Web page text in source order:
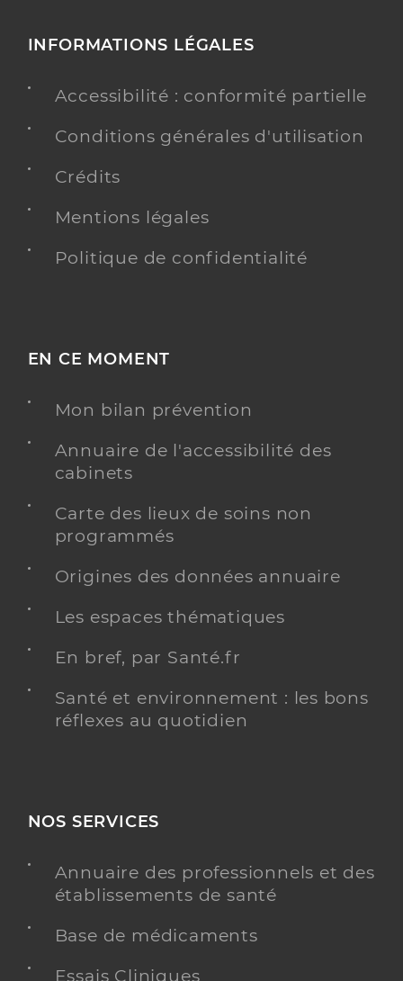
INFORMATIONS LÉGALES
Accessibilité : conformité partielle
Conditions générales d'utilisation
Crédits
Mentions légales
Politique de confidentialité
EN CE MOMENT
Mon bilan prévention
Annuaire de l'accessibilité des
cabinets
Carte des lieux de soins non
programmés
Origines des données annuaire
Les espaces thématiques
En bref, par Santé.fr
Santé et environnement : les bons
réflexes au quotidien
NOS SERVICES
Annuaire des professionnels et des
établissements de santé
Base de médicaments
Essais Cliniques